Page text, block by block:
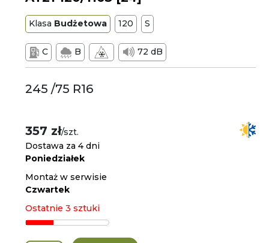
Klasa Budżetowa 120 S
C B 72 dB
245 /75 R16
357 zł/szt.
Dostawa za 4 dni
Poniedziałek
Montaż w serwisie
Czwartek
Ostatnie 3 sztuki